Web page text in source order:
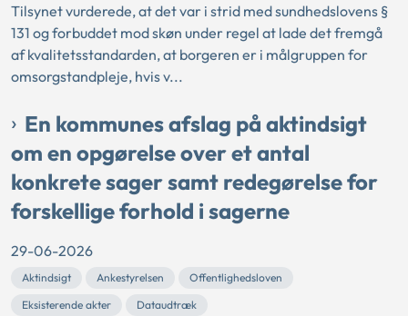
Tilsynet vurderede, at det var i strid med sundhedslovens §
131 og forbuddet mod skøn under regel at lade det fremgå
af kvalitetsstandarden, at borgeren er i målgruppen for
omsorgstandpleje, hvis v...
En kommunes afslag på aktindsigt
om en opgørelse over et antal
konkrete sager samt redegørelse for
forskellige forhold i sagerne
29-06-2026
Aktindsigt Ankestyrelsen
Offentlighedsloven
Eksisterende akter
Dataudtræk